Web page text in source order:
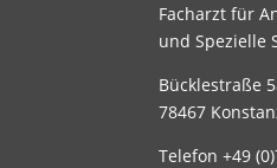
Facharzt für
und Spezielle
Bücklestraße
78467
Telefon +49